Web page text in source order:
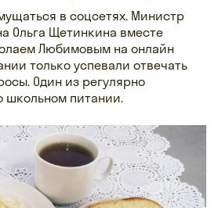
в соцсетях. Министр
Ольга Щетинкина вместе
Любимовым на онлайн
только успевали отвечать
Один из регулярно
питании.